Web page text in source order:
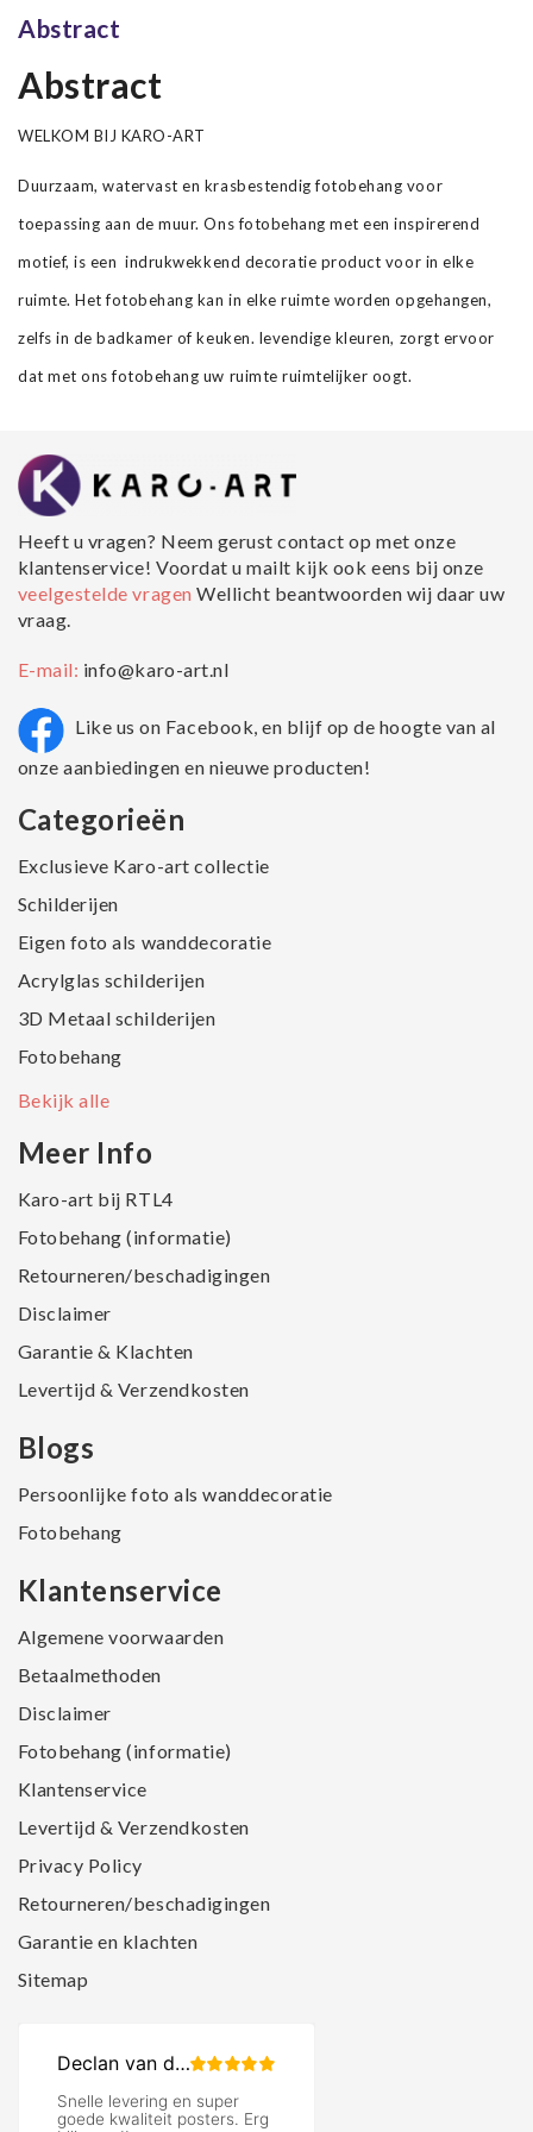
Abstract
Abstract
WELKOM BIJ KARO-ART
Duurzaam, watervast en krasbestendig fotobehang voor
toepassing aan de muur. Ons fotobehang met een inspirerend
motief, is een indrukwekkend decoratie product voor in elke
ruimte. Het fotobehang kan in elke ruimte worden opgehangen,
zelfs in de badkamer of keuken. levendige kleuren, zorgt ervoor
dat met ons fotobehang uw ruimte ruimtelijker oogt.
Heeft u vragen? Neem gerust contact op met onze
klantenservice! Voordat u mailt kijk ook eens bij onze
veelgestelde vragenWellicht beantwoorden wij daar uw
vraag.
E-mail: info@karo-art.nl
Like us on Facebook, en blijf op de hoogte van al
onze aanbiedingen en nieuwe producten!
Categorieën
Exclusieve Karo-art collectie
Schilderijen
Eigen foto als wanddecoratie
Acrylglas schilderijen
3D Metaal schilderijen
Fotobehang
Bekijk alle
Meer Info
Karo-art bij RTL4
Fotobehang (informatie)
Retourneren/beschadigingen
Disclaimer
Garantie & Klachten
Levertijd & Verzendkosten
Blogs
Persoonlijke foto als wanddecoratie
Fotobehang
Klantenservice
Algemene voorwaarden
Betaalmethoden
Disclaimer
Fotobehang (informatie)
Klantenservice
Levertijd & Verzendkosten
Privacy Policy
Retourneren/beschadigingen
Garantie en klachten
Sitemap